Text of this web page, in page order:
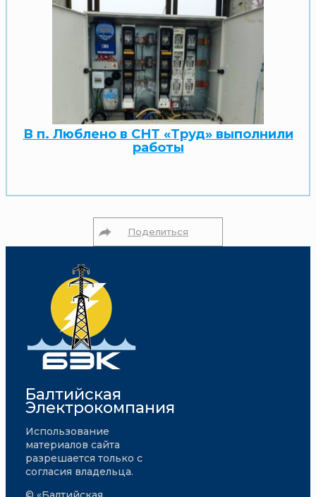
В п. Люблено в СНТ «Труд» выполнили
работы
Поделиться
Балтийская
Электрокомпания
Использование
материалов сайта
разрешается только с
согласия владельца.